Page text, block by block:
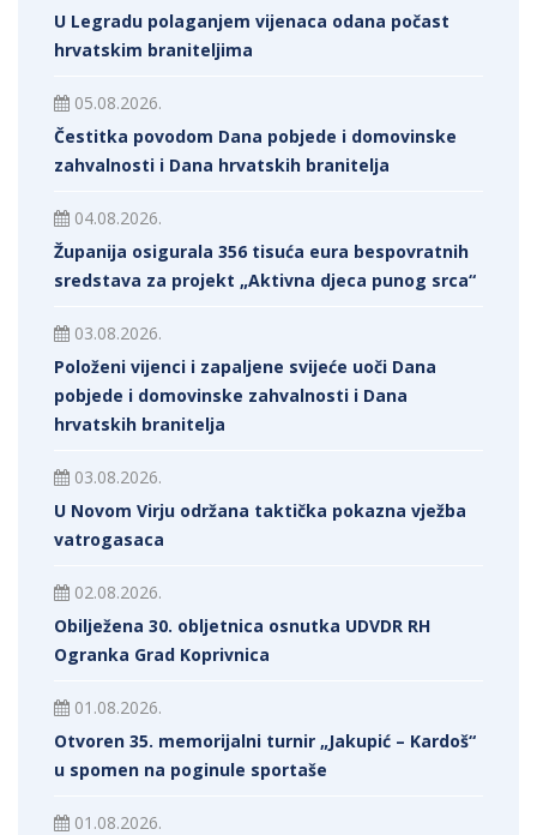
U Legradu polaganjem vijenaca odana počast
hrvatskim braniteljima
05.08.2026.
Čestitka povodom Dana pobjede i domovinske
zahvalnosti i Dana hrvatskih branitelja
04.08.2026.
Županija osigurala 356 tisuća eura bespovratnih
sredstava za projekt „Aktivna djeca punog srca“
03.08.2026.
Položeni vijenci i zapaljene svijeće uoči Dana
pobjede i domovinske zahvalnosti i Dana
hrvatskih branitelja
03.08.2026.
U Novom Virju održana taktička pokazna vježba
vatrogasaca
02.08.2026.
Obilježena 30. obljetnica osnutka UDVDR RH
Ogranka Grad Koprivnica
01.08.2026.
Otvoren 35. memorijalni turnir „Jakupić – Kardoš“
u spomen na poginule sportaše
01.08.2026.